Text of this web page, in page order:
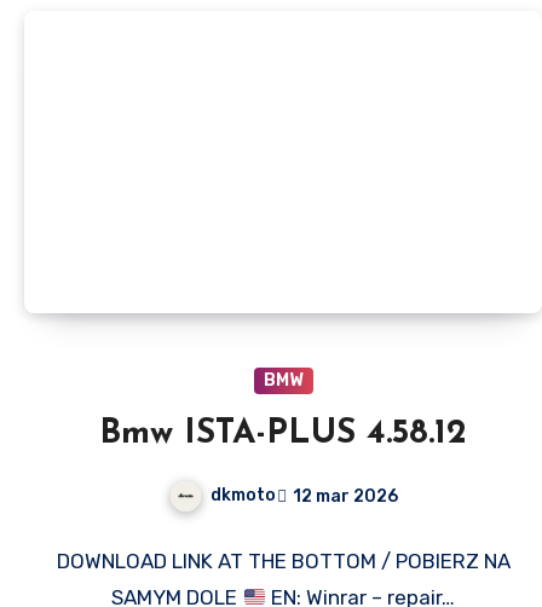
BMW
Bmw ISTA-PLUS 4.58.12
dkmoto 12 mar 2026
DOWNLOAD LINK AT THE BOTTOM / POBIERZ NA
SAMYM DOLE
EN: Winrar – repair…